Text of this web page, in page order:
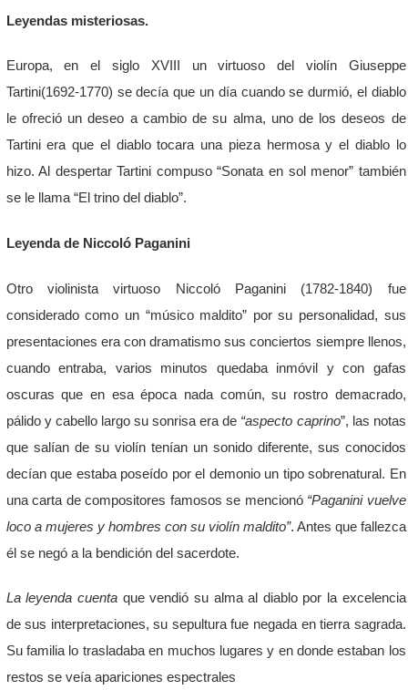
Leyendas misteriosas.
Europa, en el siglo XVIII un virtuoso del violín Giuseppe
Tartini(1692-1770) se decía que un día cuando se durmió, el diablo
le ofreció un deseo a cambio de su alma, uno de los deseos de
Tartini era que el diablo tocara una pieza hermosa y el diablo lo
hizo. Al despertar Tartini compuso “Sonata en sol menor” también
se le llama “El trino del diablo”.
Leyenda de Niccoló Paganini
Otro violinista virtuoso Niccoló Paganini (1782-1840) fue
considerado como un “músico maldito” por su personalidad, sus
presentaciones era con dramatismo sus conciertos siempre llenos,
cuando entraba, varios minutos quedaba inmóvil y con gafas
oscuras que en esa época nada común, su rostro demacrado,
pálido y cabello largo su sonrisa era de “aspecto caprino”, las notas
que salían de su violín tenían un sonido diferente, sus conocidos
decían que estaba poseído por el demonio un tipo sobrenatural. En
una carta de compositores famosos se mencionó “Paganini vuelve
loco a mujeres y hombres con su violín maldito”. Antes que fallezca
él se negó a la bendición del sacerdote.
La leyenda cuenta que vendió su alma al diablo por la excelencia
de sus interpretaciones, su sepultura fue negada en tierra sagrada.
Su familia lo trasladaba en muchos lugares y en donde estaban los
restos se veía apariciones espectrales